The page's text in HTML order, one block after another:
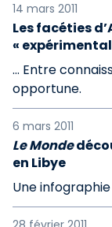
14 mars 2011
Les facéties
«
... Entre
opportune.
6 mars 2011
Le Monde
en Libye
Une